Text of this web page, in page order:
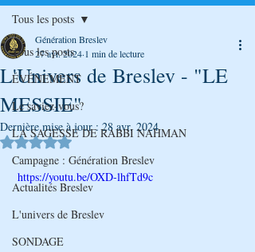
Tous les posts
ÉVÉNEMENT
Le saviez-vous?
LA SAGESSE DE RABBI NAHMAN
Campagne : Génération Breslev
Actualités Breslev
L'univers de Breslev
SONDAGE
Tous les posts
L'Univers de Breslev - "LE
MESSIE"
Génération Breslev
27 avr. 2024 1 min de lecture
Dernière mise à jour :28 avr. 2024
Noté NaN étoiles sur 5.
https://youtu.be/OXD-lhfTd9c